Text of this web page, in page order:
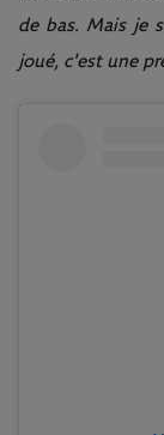
de bas. Mais je
joué, c'est une